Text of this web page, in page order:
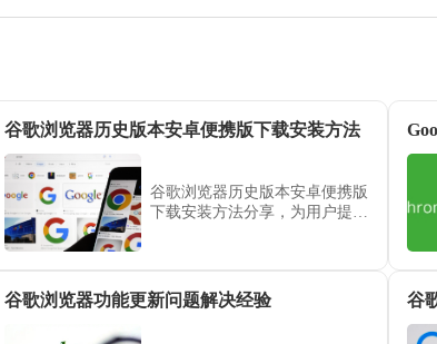
谷歌浏览器历史版本安卓便携版下载安装方法
谷歌浏览器历史版本安卓便携版
下载安装方法分享，为用户提供
谷歌浏览器功能更新问题解决经验 谷